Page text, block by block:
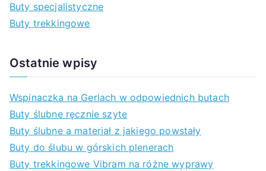
Buty specjalistyczne
Buty trekkingowe
Ostatnie wpisy
Wspinaczka na Gerlach w odpowiednich butach
Buty ślubne ręcznie szyte
Buty ślubne a materiał z jakiego powstały
Buty do ślubu w górskich plenerach
Buty trekkingowe Vibram na różne wyprawy